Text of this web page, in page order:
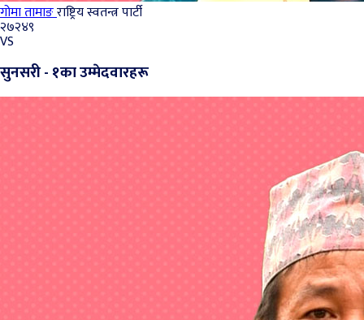
गोमा तामाङराष्ट्रिय स्वतन्त्र पार्टी
२७२४९
VS
सुनसरी - १का उम्मेदवारहरू